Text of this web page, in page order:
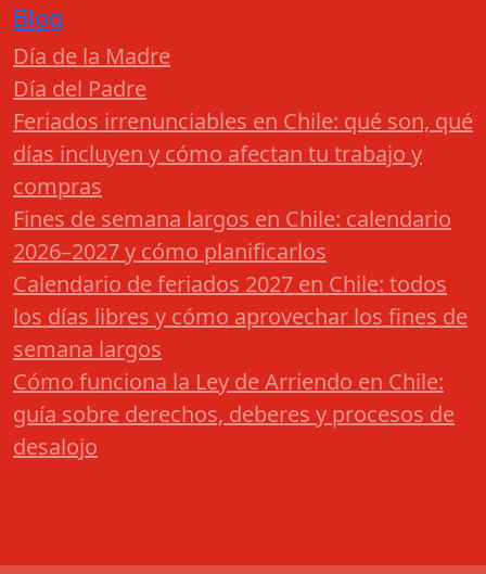
Blog
Día de la Madre
Día del Padre
Feriados irrenunciables en Chile: qué son, qué
días incluyen y cómo afectan tu trabajo y
compras
Fines de semana largos en Chile: calendario
2026–2027 y cómo planificarlos
Calendario de feriados 2027 en Chile: todos
los días libres y cómo aprovechar los fines de
semana largos
Cómo funciona la Ley de Arriendo en Chile:
guía sobre derechos, deberes y procesos de
desalojo